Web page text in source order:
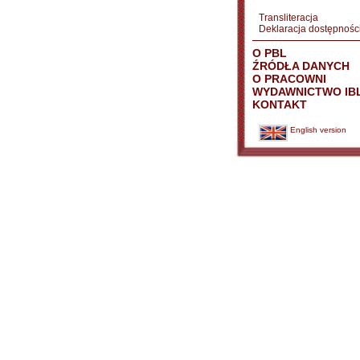
Transliteracja
Deklaracja
O PBL
ŹRÓDŁA DANYCH
O PRACOWNI
WYDAWNICTWO
KONTAKT
English version